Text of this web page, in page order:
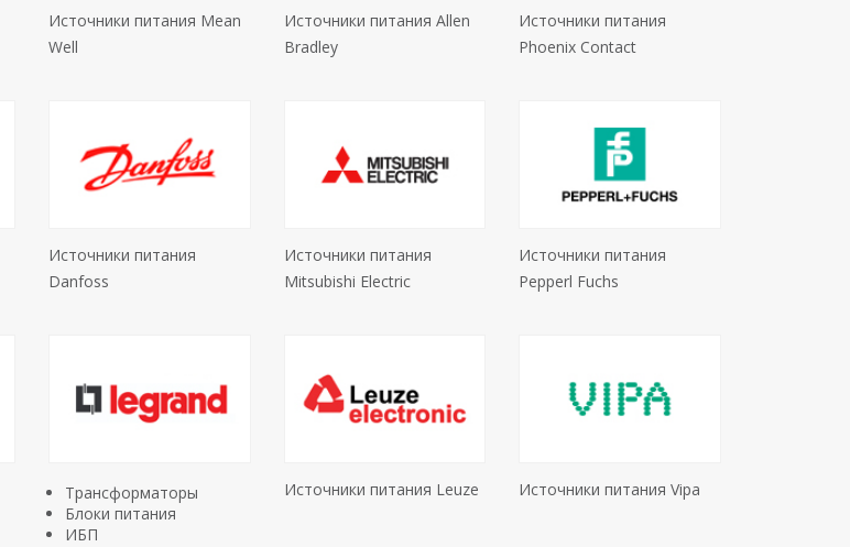
Источники питания Mean
Well
Источники питания Allen
Bradley
Источники питания
Phoenix Contact
Источники питания
Danfoss
Источники питания
Mitsubishi Electric
Источники питания
Pepperl Fuchs
Трансформаторы
Блоки питания
ИБП
Источники питания Leuze Источники питания Vipa